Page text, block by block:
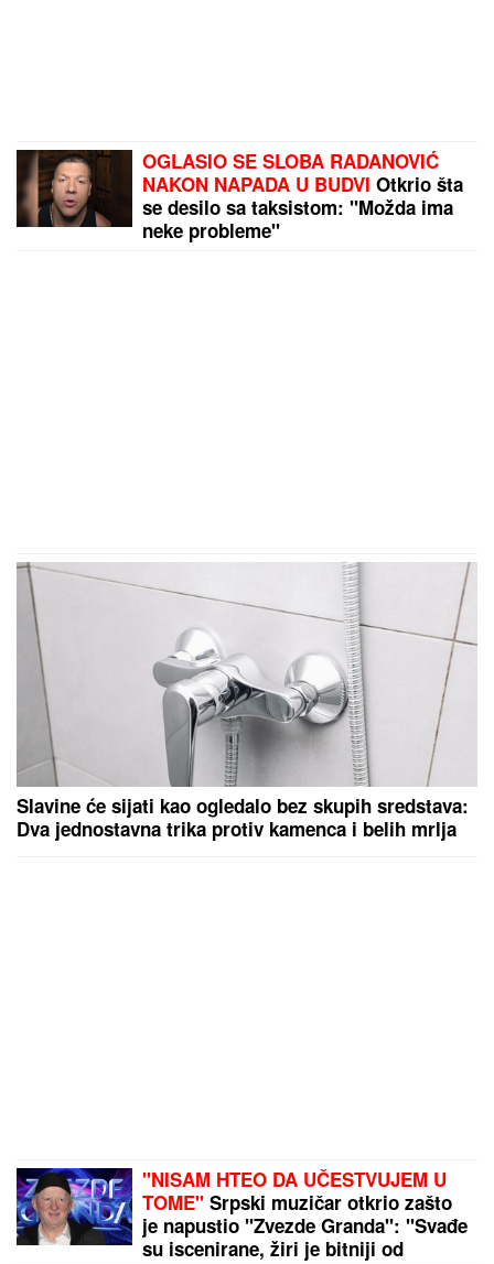
OGLASIO SE SLOBA RADANOVIĆ
NAKON NAPADA U BUDVI Otkrio šta
se desilo sa taksistom: "Možda ima
neke probleme"
Slavine će sijati kao ogledalo bez skupih sredstava:
Dva jednostavna trika protiv kamenca i belih mrlja
"NISAM HTEO DA UČESTVUJEM U
TOME" Srpski muzičar otkrio zašto
je napustio "Zvezde Granda": "Svađe
su iscenirane, žiri je bitniji od